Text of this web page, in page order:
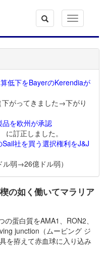
Toggle
navigation
低下をBayerのKerendiaが
下がってきました→下がり
を欧州が承認
訂正しました。
社を買う選択権利をJ&J
ル弱→26億ドル弱）
の如く働いてマラリア
蛋白質をAMA1、RON2、
junction（ムービング ジ
を拵えて赤血球に入り込み